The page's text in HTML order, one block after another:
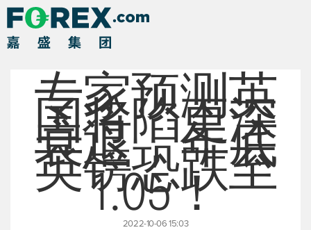
专家预测英
国将陷更深
衰退，年底
英镑恐跌至
1.05！
2022-10-06 15:03